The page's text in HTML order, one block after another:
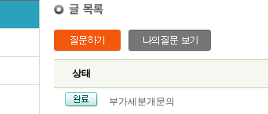
상태
부가세분개문의